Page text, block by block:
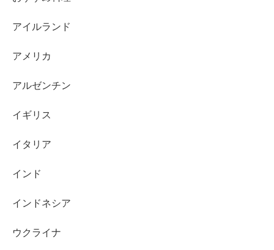
アイルランド
アメリカ
アルゼンチン
イギリス
イタリア
インド
インドネシア
ウクライナ